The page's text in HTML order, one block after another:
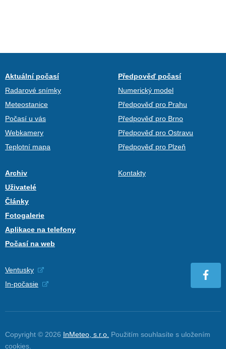
Aktuální počasí
Radarové snímky
Meteostanice
Počasí u vás
Webkamery
Teplotní mapa
Předpověď počasí
Numerický model
Předpověď pro Prahu
Předpověď pro Brno
Předpověď pro Ostravu
Předpověď pro Plzeň
Archiv
Uživatelé
Články
Fotogalerie
Aplikace na telefony
Počasí na web
Kontakty
Ventusky
In-počasie
Copyright © 2026 InMeteo, s.r.o. Použitím souhlasíte s uložením
cookies